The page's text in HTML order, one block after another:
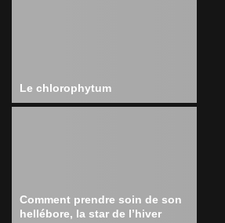
Le chlorophytum
Comment prendre soin de son
hellébore, la star de l’hiver